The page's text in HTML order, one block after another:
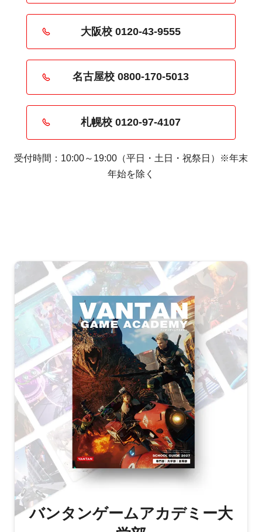
大阪校 0120-43-9555
名古屋校 0800-170-5013
札幌校 0120-97-4107
受付時間：10:00～19:00（平日・土日・祝祭日）※年末
年始を除く
バンタンゲームアカデミー大